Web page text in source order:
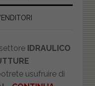
IDRAULICO
usufruire di